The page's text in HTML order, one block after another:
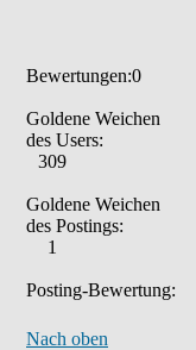
Bewertungen:0
Goldene Weichen
des Users:
309
Goldene Weichen
des Postings:
1
Posting-Bewertung:
Nach oben